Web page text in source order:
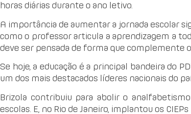
horas diárias durante o ano letivo.
A importância de aumentar a jornada escolar
como o professor articula a aprendizagem a
deve ser pensada de forma que complemente
Se hoje, a educação é a principal bandeira do
um dos mais destacados líderes nacionais do
Brizola contribuiu para abolir o
escolas. E, no Rio de Janeiro, implantou os